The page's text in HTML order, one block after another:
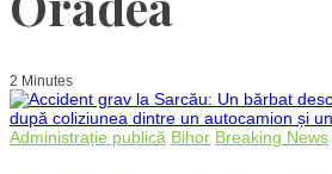
2 Minutes
Administrație publică Bihor Breaking News